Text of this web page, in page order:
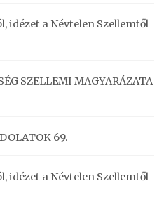
idézet a Névtelen Szellemtől
SZELLEMI MAGYARÁZATA
69.
idézet a Névtelen Szellemtől